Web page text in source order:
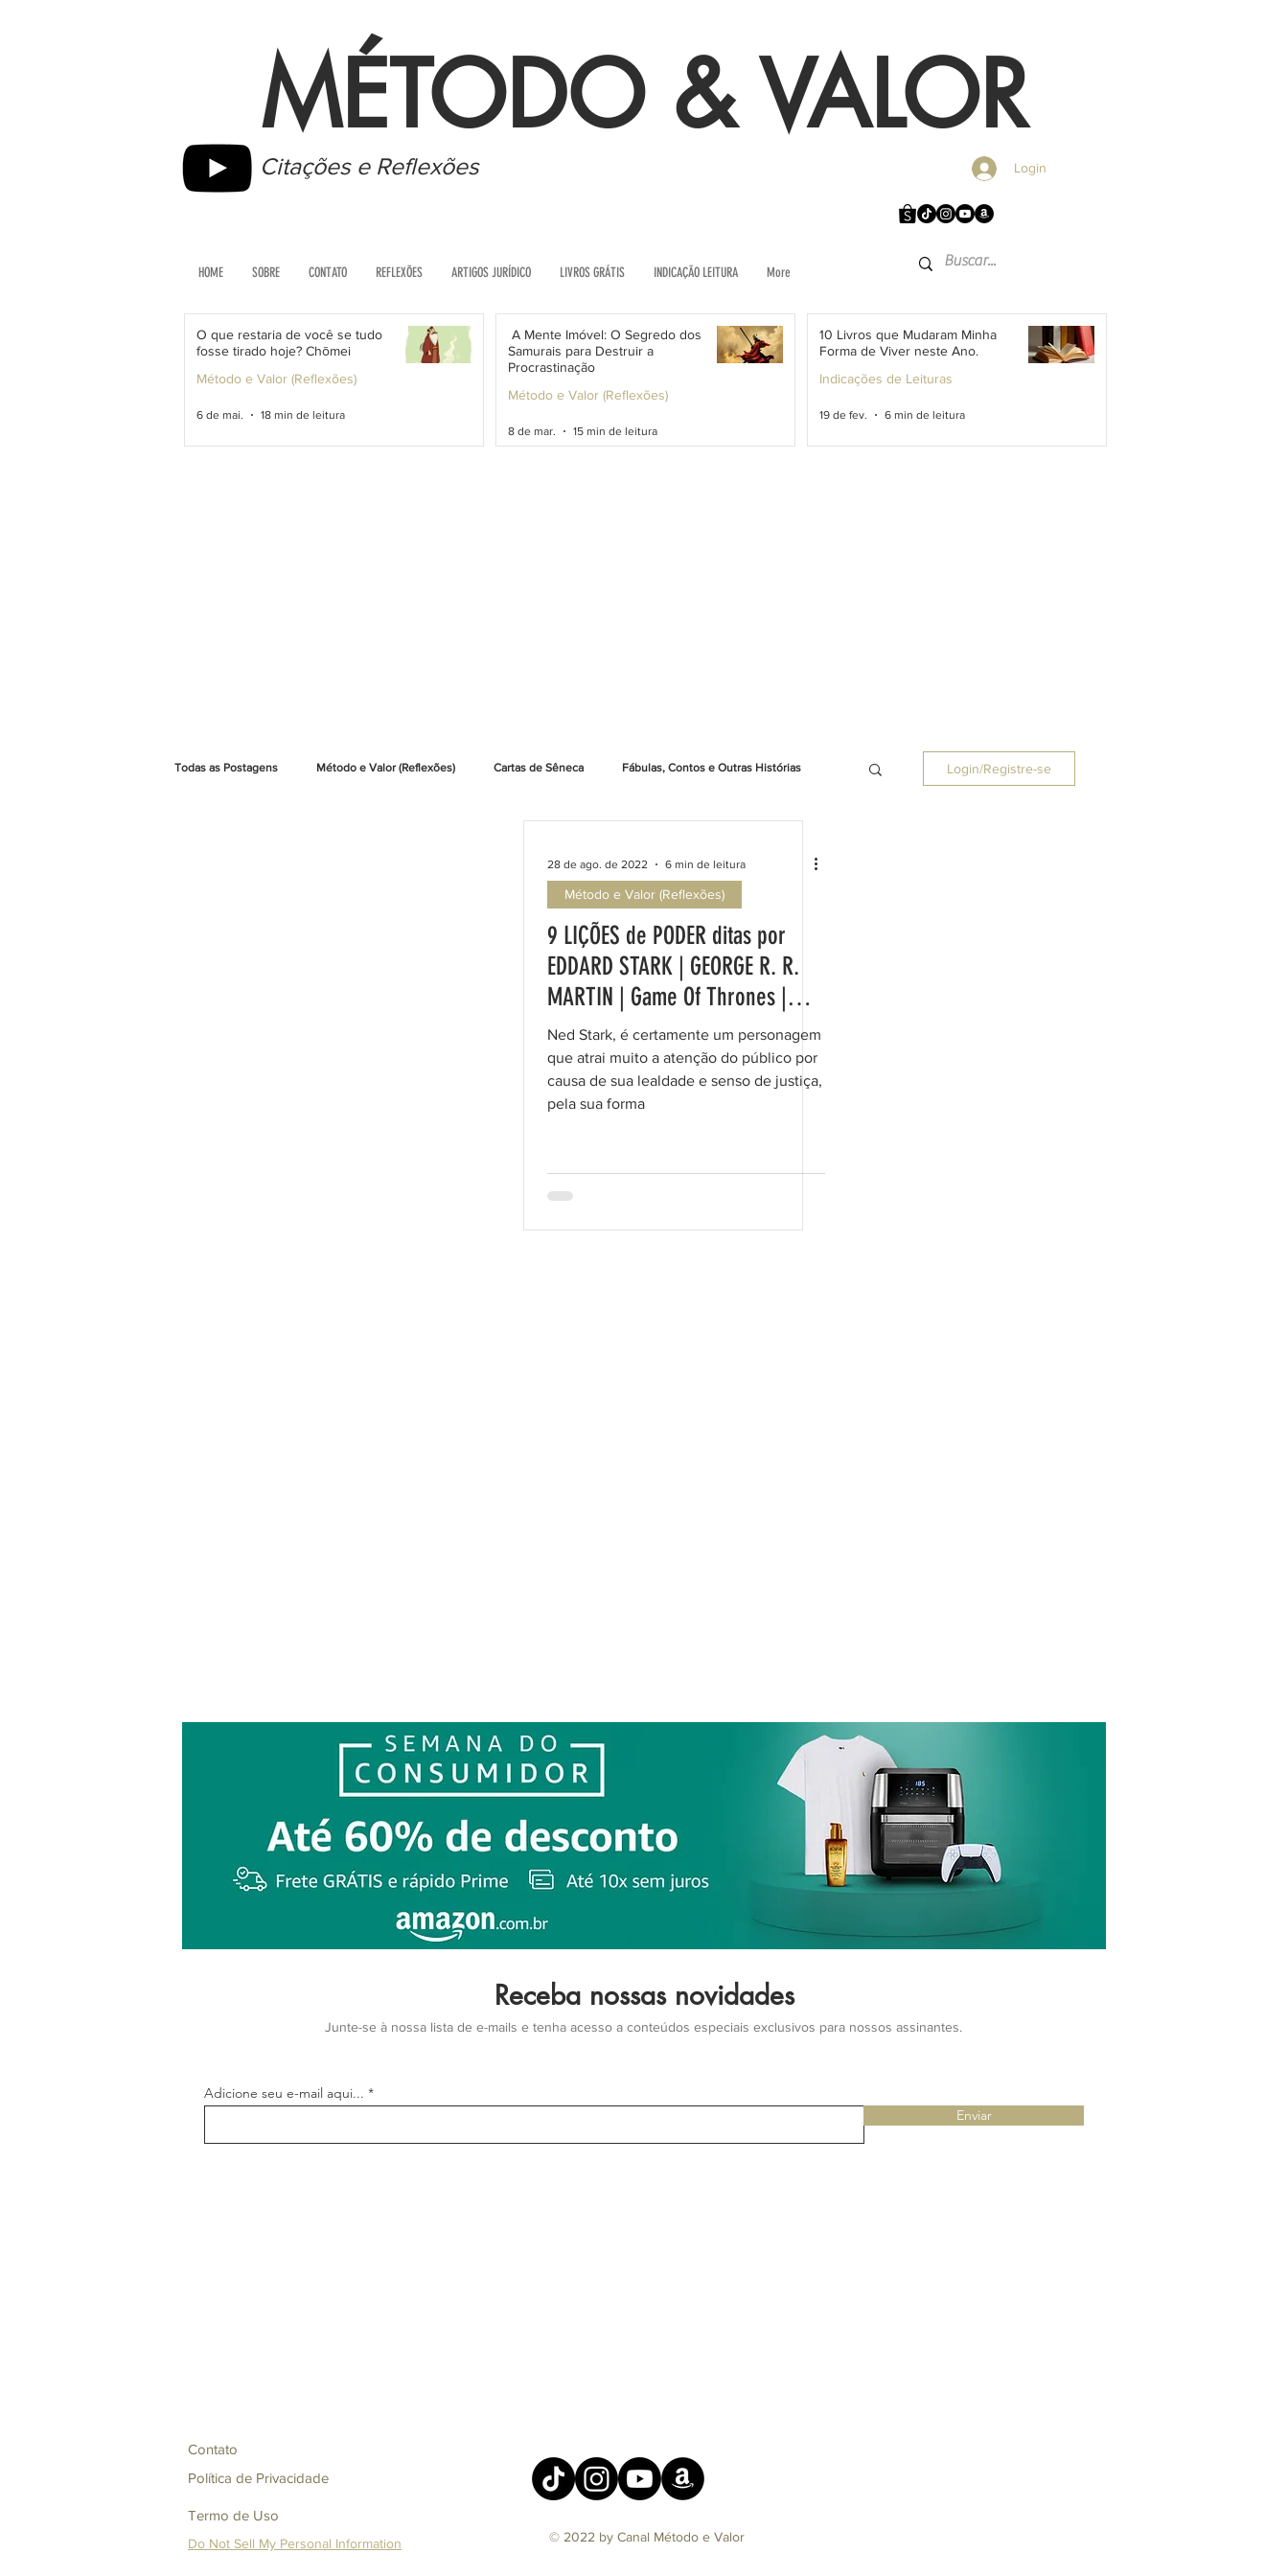
MÉTODO & VALOR
Citações e Reflexões Login
HOME SOBRE CONTATO REFLEXÕES ARTIGOS JURÍDICO LIVROS GRÁTIS INDICAÇÃO LEITURA More
O que restaria de você se tudo
fosse tirado hoje? Chōmei
Método e Valor (Reflexões)
6 de mai. 18 min de leitura
A Mente Imóvel: O Segredo dos
Samurais para Destruir a
Procrastinação
Método e Valor (Reflexões)
8 de mar. 15 min de leitura
10 Livros que Mudaram Minha
Forma de Viver neste Ano.
Indicações de Leituras
19 de fev. 6 min de leitura
Todas as Postagens Método e Valor (Reflexões) Cartas de Sêneca Fábulas, Contos e Outras Histórias Login/Registre-se
28 de ago. de 2022 6 min de leitura
Método e Valor (Reflexões)
9 LIÇÕES de PODER ditas por
EDDARD STARK | GEORGE R. R.
MARTIN | Game Of Thrones |
para a sua vida.
Ned Stark, é certamente um personagem
que atrai muito a atenção do público por
causa de sua lealdade e senso de justiça,
pela sua forma
Receba nossas novidades
Junte-se à nossa lista de e-mails e tenha acesso a conteúdos especiais exclusivos para nossos assinantes.
Adicione seu e-mail aqui...
Enviar
Contato
Política de Privacidade
Termo de Uso
© 2022 by Canal Método e Valor
Do Not Sell My Personal Information